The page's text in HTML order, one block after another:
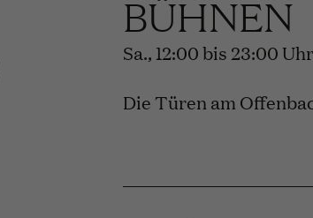
BÜHNEN
Sa., 12:00 bis 23:00
Die Türen am